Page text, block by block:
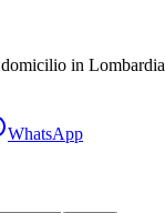
domicilio in Lombardia
WhatsApp